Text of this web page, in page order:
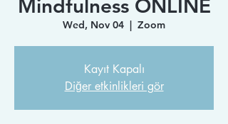
Mindfulness ONLINE
Wed, Nov 04
  |
Zoom
Kayıt Kapalı
Diğer etkinlikleri gör